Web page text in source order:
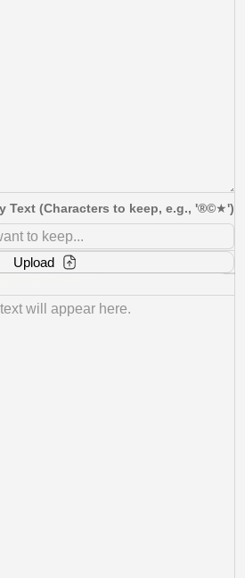
Text (Characters to keep, e.g., '®©★')
Upload